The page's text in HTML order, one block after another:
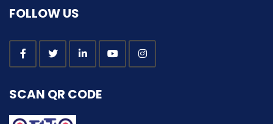
FOLLOW US
SCAN QR CODE